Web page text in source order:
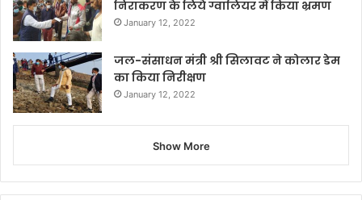
निराकरण के लिये ग्वालियर में किया भ्रमण
January 12, 2022
जल-संसाधन मंत्री श्री सिलावट ने कोलार डेम
का किया निरीक्षण
January 12, 2022
Show More